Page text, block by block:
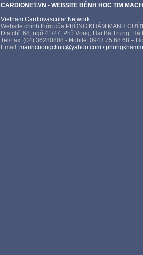
CARDIONET.VN - WEBSITE BỆNH HỌC TIM
Vietnam Cardiovascular Network
Website chính thức của PHÒNG KHÁM MẠNH
Địa chỉ: 68, ngõ 41/27, Phố Vọng, Hai Bà Trưng, Hà
Tel/Fax: (04) 36280808 - Mobile: 0943 75 68 68 –
Email:manhcuongclinic@yahoo.com /